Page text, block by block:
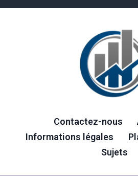
page
Contactez-nous
Informations légales
Sujets